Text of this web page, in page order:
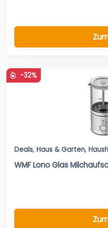
-32%
Deals, Haus & Garten,
WMF Lono Glas